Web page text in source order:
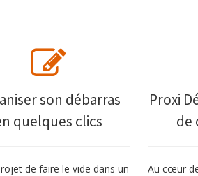
son débarras
quelques clics
de faire le vide dans un
Proxi
de
Au cœur